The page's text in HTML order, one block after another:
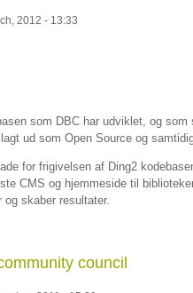
2012 - 13:33
som DBC har udviklet, og
ud som Open Source og
for frigivelsen af Ding2
CMS og hjemmeside til
skaber resultater.
council